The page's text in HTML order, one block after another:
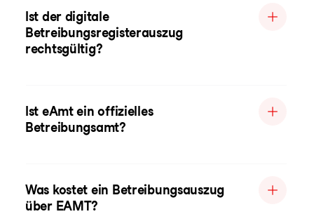
Ist der digitale
Betreibungsregisterauszug
rechtsgültig?
Ist eAmt ein offizielles
Betreibungsamt?
Was kostet ein Betreibungsauszug
über EAMT?